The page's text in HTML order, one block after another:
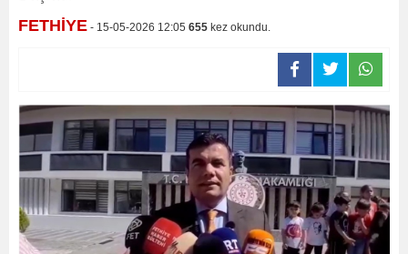
FETHİYE - 15-05-2026 12:05 655 kez okundu.